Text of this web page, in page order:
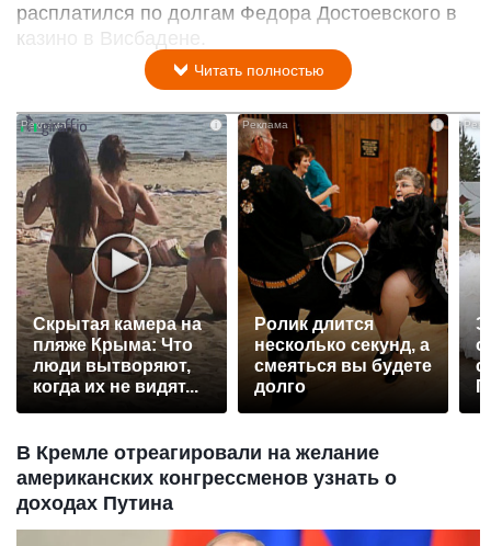
расплатился по долгам Федора Достоевского в
казино в Висбадене.
Читать полностью
i
Скрытая камера на
пляже Крыма: Что
люди вытворяют,
когда их не видят...
Ролик длится
несколько секунд, а
смеяться вы будете
долго
В Кремле отреагировали на желание
американских конгрессменов узнать о
доходах Путина